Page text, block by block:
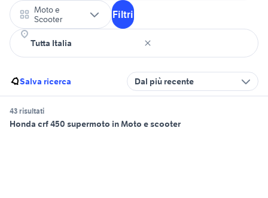
Moto e
Scooter
Filtri
Salva ricerca Dal più recente
43 risultati
Honda crf 450 supermoto in Moto e scooter